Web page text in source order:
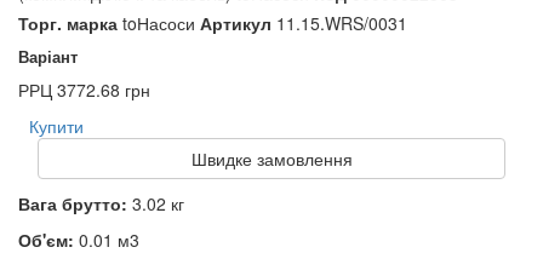
Торг. марка toНасоси Артикул 11.15.WRS/0031
Варіант
РРЦ 3772.68 грн
Купити
Швидке замовлення
Вага брутто: 3.02 кг
Об'єм: 0.01 м3